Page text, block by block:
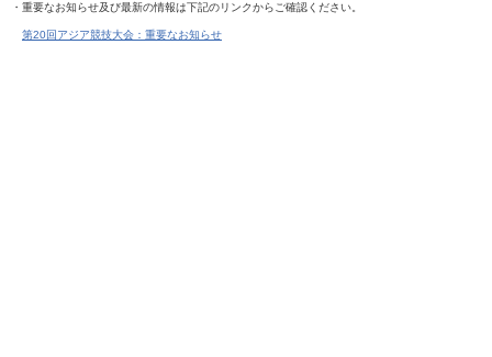
・重要なお知らせ及び最新の情報は下記のリンクからご確認ください。
第20回アジア競技大会：重要なお知らせ